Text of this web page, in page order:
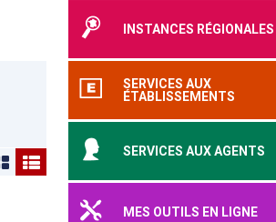
INSTANCES RÉGIONALES
SERVICES AUX
ÉTABLISSEMENTS
SERVICES AUX AGENTS
MES OUTILS EN LIGNE